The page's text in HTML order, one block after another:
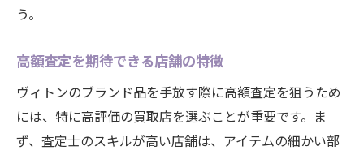
う。
高額査定を期待できる店舗の特徴
ヴィトンのブランド品を手放す際に高額査定を狙うため
には、特に高評価の買取店を選ぶことが重要です。ま
ず、査定士のスキルが高い店舗は、アイテムの細かい部